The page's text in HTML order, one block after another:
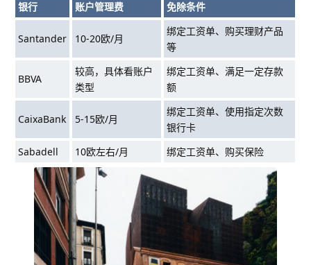
银行 账户管理费 免除条件
Santander 10-20欧/月
绑定工资单、购买理财产品
等
BBVA
较高，具体看账户
类型
绑定工资单、满足一定存款
额
CaixaBank 5-15欧/月
绑定工资单、使用指定次数
银行卡
Sabadell
10欧左右/月 绑定工资单、购买保险